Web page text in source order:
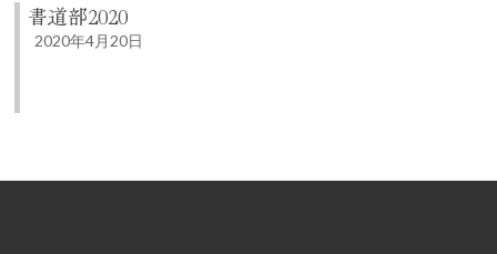
書道部2020
2020年4月20日